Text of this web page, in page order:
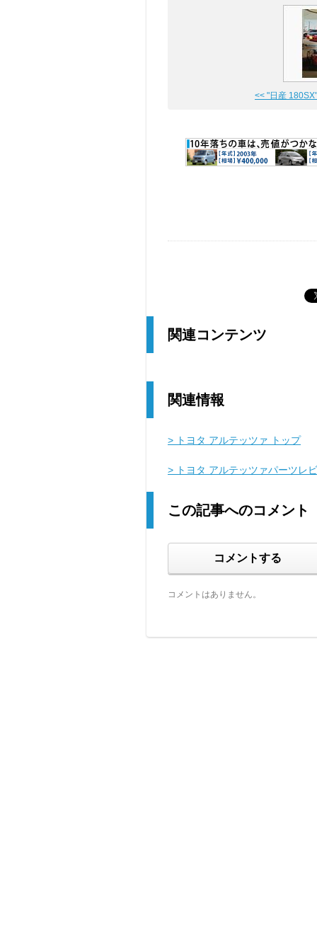
<< "日産
関連コンテンツ
関連情報
> トヨタ アルテッツァ トップ
> トヨタ アルテッツァパーツレ
この記事へのコメント
コメントする
コメントはありません。